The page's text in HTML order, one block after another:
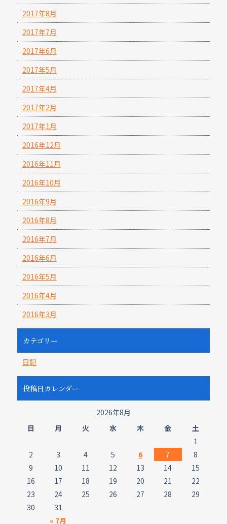
2017年8月
2017年7月
2017年6月
2017年5月
2017年4月
2017年2月
2017年1月
2016年12月
2016年11月
2016年10月
2016年9月
2016年8月
2016年7月
2016年6月
2016年5月
2016年4月
2016年3月
カテゴリー
日記
投稿日カレンダー
2026年8月
日
月 火 水 木 金 土
« 7月
1
2
3 4 5 6 7
8
9
10 11 12 13 14
15
16
17 18 19 20 21
22
23
24 25 26 27 28
29
30
31